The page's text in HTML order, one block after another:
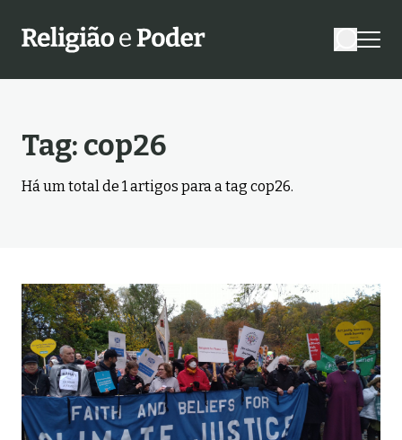
Tag: cop26
Há um total de 1artigos para a tag cop26.